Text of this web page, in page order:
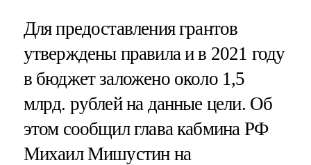
Для предоставления грантов
утверждены правила и в 2021 году
в бюджет заложено около 1,5
млрд. рублей на данные цели. Об
этом сообщил глава кабмина РФ
Михаил Мишустин на